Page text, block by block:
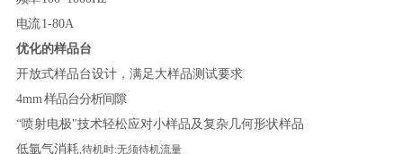
电流 1-80A
优化的样品台
开放式样品台设计，满足大样品测试要求
4mm 样品台分析间隙
“喷射电极"技术轻松应对小样品及复杂几何形状样品
低氩气消耗 ,待机时:无须待机流量